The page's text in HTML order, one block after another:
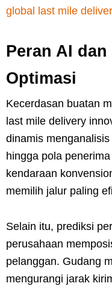
global last mile
Peran AI
Optimasi
Kecerdasan buatan
last mile delivery
dinamis
hingga pola
kendaraan
memilih jalur paling
Selain itu, prediksi
perusahaan
pelanggan. Gudang
mengurangi jarak